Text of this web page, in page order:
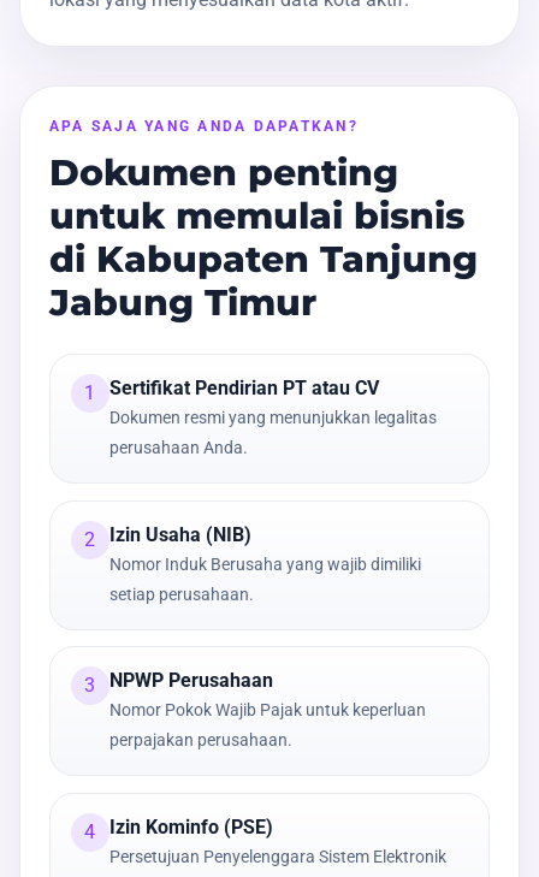
APA SAJA YANG ANDA DAPATKAN?
Dokumen penting
untuk memulai bisnis
di Kabupaten Tanjung
Jabung Timur
1 Sertifikat Pendirian PT atau CV
Dokumen resmi yang menunjukkan legalitas
perusahaan Anda.
2 Izin Usaha (NIB)
Nomor Induk Berusaha yang wajib dimiliki
setiap perusahaan.
3 NPWP Perusahaan
Nomor Pokok Wajib Pajak untuk keperluan
perpajakan perusahaan.
4 Izin Kominfo (PSE)
Persetujuan Penyelenggara Sistem Elektronik